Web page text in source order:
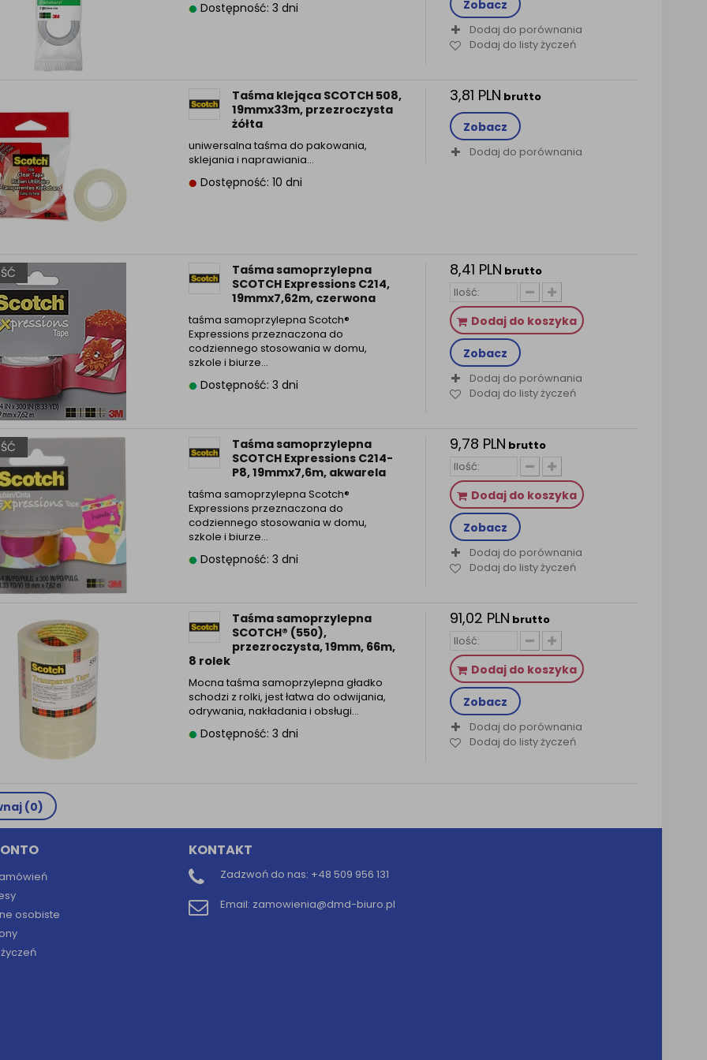
Dostępność: 3 dni Zobacz
Dodaj do porównania
Dodaj do listy życzeń
Taśma klejąca SCOTCH 508,
19mmx33m, przezroczysta
żółta
uniwersalna taśma do pakowania,
sklejania i naprawiania…
Dostępność: 10 dni
3,81 PLN brutto
Zobacz
Dodaj do porównania
Taśma samoprzylepna
SCOTCH Expressions C214,
19mmx7,62m, czerwona
taśma samoprzylepna Scotch®
Expressions przeznaczona do
codziennego stosowania w domu,
szkole i biurze…
Dostępność: 3 dni
8,41 PLN brutto
Dodaj do koszyka
Zobacz
Dodaj do porównania
Dodaj do listy życzeń
Taśma samoprzylepna
SCOTCH Expressions C214-
P8, 19mmx7,6m, akwarela
taśma samoprzylepna Scotch®
Expressions przeznaczona do
codziennego stosowania w domu,
szkole i biurze…
Dostępność: 3 dni
9,78 PLN brutto
Dodaj do koszyka
Zobacz
Dodaj do porównania
Dodaj do listy życzeń
Taśma samoprzylepna
SCOTCH® (550),
przezroczysta, 19mm, 66m,
8 rolek
Mocna taśma samoprzylepna gładko
schodzi z rolki, jest łatwa do odwijania,
odrywania, nakładania i obsługi…
Dostępność: 3 dni
91,02 PLN brutto
Dodaj do koszyka
Zobacz
Dodaj do porównania
Dodaj do listy życzeń
(0)
osobiste
KONTAKT
Zadzwoń do nas: +48 509 956 131
Email: zamowienia@dmd-biuro.pl
(rozwiń)
Partnerów (rozwiń)